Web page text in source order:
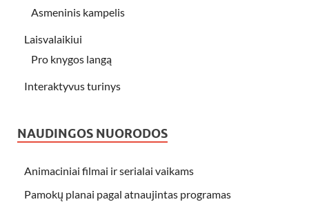
Asmeninis kampelis
Laisvalaikiui
Pro knygos langą
Interaktyvus turinys
NAUDINGOS NUORODOS
Animaciniai filmai ir serialai vaikams
Pamokų planai pagal atnaujintas programas